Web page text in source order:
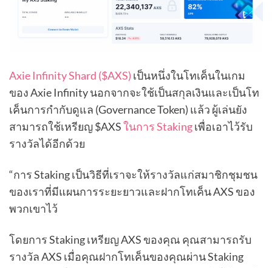
Axie Infinity Shard ($AXS) เป็นหนึ่งในโทเค็นในเกม
ของ Axie Infinity นอกจากจะใช้เป็นสกุลเงินและเป็นโท
เค็นการกำกับดูแล (Governance Token) แล้ว ผู้เล่นยัง
สามารถใช้เหรียญ $AXSในการ Stakingเพื่อเอาไว้รับ
รางวัลได้อีกด้วย
“การ Staking เป็นวิธีที่เราจะให้รางวัลแก่สมาชิกชุมชน
ของเราที่มีแผนการระยะยาวและฝากโทเค็น AXS ของ
พวกเขาไว้
โดยการ Staking เหรียญ AXS ของคุณ คุณสามารถรับ
รางวัล AXS เมื่อคุณฝากโทเค็นของคุณผ่าน Staking